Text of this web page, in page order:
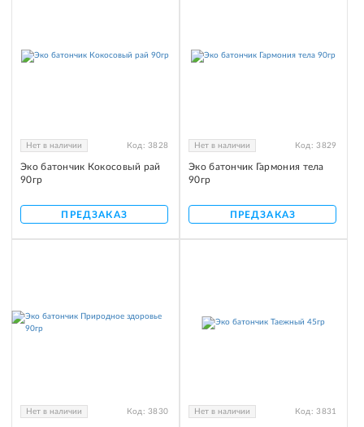
Нет в наличии Код: 3828
Эко батончик Кокосовый рай
90гр
ПРЕДЗАКАЗ
Нет в наличии Код: 3829
Эко батончик Гармония тела
90гр
ПРЕДЗАКАЗ
Нет в наличии Код: 3830 Нет в наличии Код: 3831